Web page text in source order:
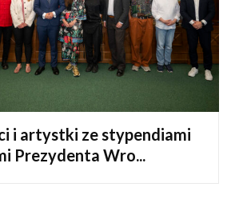
i artystki ze stypendiami
Prezydenta Wro...